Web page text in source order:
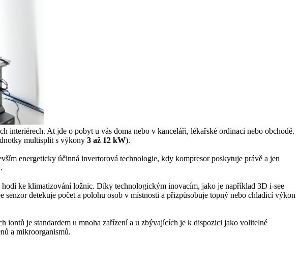
At jde o pobyt u vás doma nebo v kanceláři, lékařské ordinaci nebo obchodě.
multisplit s výkony 3 až 12 kW).
energeticky účinná invertorová technologie, kdy kompresor poskytuje právě a jen
.
ke klimatizování ložnic. Díky technologickým inovacím, jako je například 3D i-see
detekuje počet a polohu osob v místnosti a přizpůsobuje topný nebo chladicí výkon
je standardem u mnoha zařízení a u zbývajících je k dispozici jako volitelné
a mikroorganismů.